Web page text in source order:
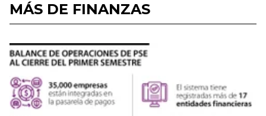
MÁS DE FINANZAS